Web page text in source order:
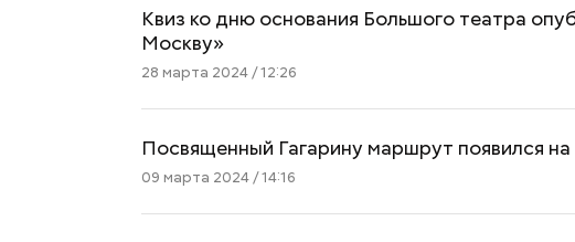
Квиз ко дню основания Большого театра
Москву»
28 марта 2024 / 12:26
Посвященный Гагарину маршрут появился
09 марта 2024 / 14:16
живет в теле: четыре
техники, которые
снизить тревогу
Новый суперфуд для
чем полезны сардины